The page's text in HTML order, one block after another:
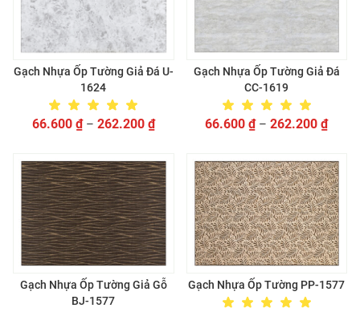
Gạch Nhựa Ốp Tường Giả Đá U-
1624
66.600 ₫– 262.200 ₫
Gạch Nhựa Ốp Tường Giả Đá
CC-1619
66.600₫–262.200₫
Gạch Nhựa Ốp Tường Giả Gỗ
BJ-1577
Gạch Nhựa Ốp Tường PP-1577